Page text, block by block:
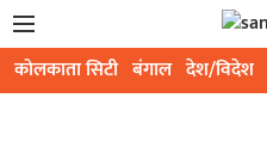
कोलकाता सिटी बंगाल देश/विदेश